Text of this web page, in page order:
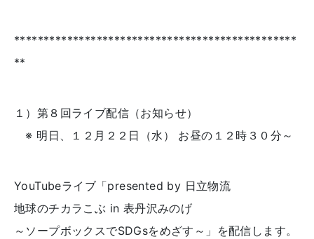
************************************************
**
１）第８回ライブ配信（お知らせ）
※ 明日、１２月２２日（水） お昼の１２時３０分～
YouTubeライブ「presented by 日立物流
地球のチカラこぶ in 表丹沢みのげ
～ソープボックスでSDGsをめざす～」を配信します。